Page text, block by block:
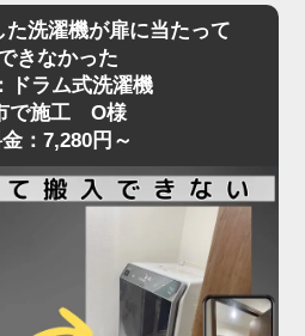
になりやすい作業です。ご自
故や水漏れの原因にもなりま
お任せいただくのが安心で
ひお気軽にご相談ください。
がギリギリで、引っ越し業者
」と断られてしまった…そん
施工をご依頼いただいたT様
設置予定のAQUA製ドラム式
・ドア枠の間にピタリと収め
の誤差も許されない状況で
断られたとのことで、当店に
には「設置できる業者が見つ
洗濯機が扉に当たって
きなかった
ドラム式洗濯機
で施工 O様
：7,280円～